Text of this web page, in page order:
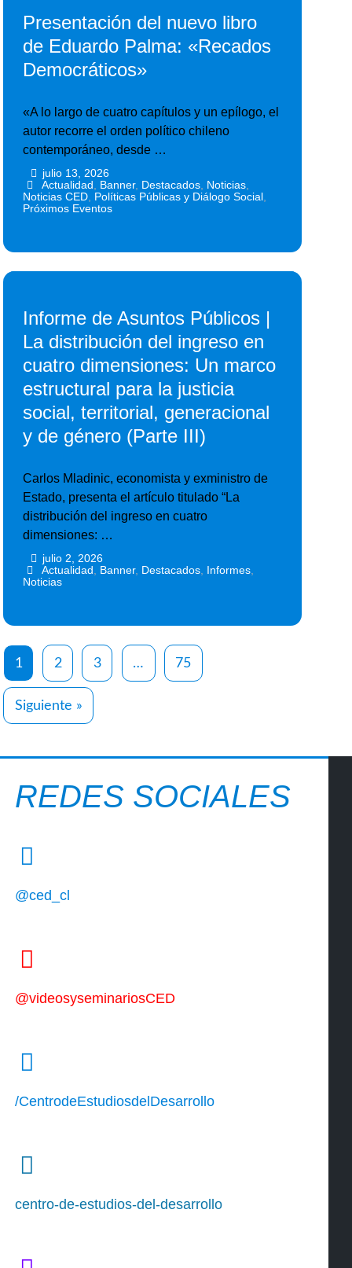
Presentación del nuevo libro
de Eduardo Palma: «Recados
Democráticos»
«A lo largo de cuatro capítulos y un epílogo, el
autor recorre el orden político chileno
contemporáneo, desde …
julio 13, 2026
Actualidad Banner, Destacados, Noticias,
Noticias CED Políticas Públicas y Diálogo Social
Próximos Eventos
Informe de Asuntos Públicos |
La distribución del ingreso en
cuatro dimensiones: Un marco
estructural para la justicia
social, territorial, generacional
y de género (Parte III)
Carlos Mladinic, economista y exministro de
Estado, presenta el artículo titulado “La
distribución del ingreso en cuatro
dimensiones: …
julio 2, 2026
Actualidad Banner, Destacados, Informes,
Noticias
1 2 3 … 75
Siguiente »
REDES SOCIALES
@ced_cl
@videosyseminariosCED
/CentrodeEstudiosdelDesarrollo
centro-de-estudios-del-desarrollo